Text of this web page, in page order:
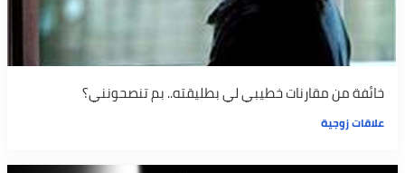
خائفة من مقارنات خطيبي لي بطليقته.. بم تنصحونني؟
علاقات زوجية